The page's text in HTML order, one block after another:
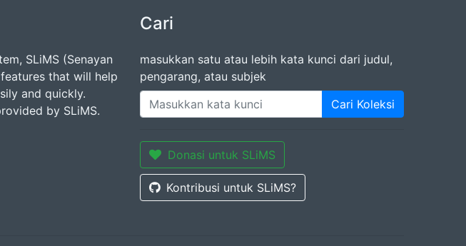
SLiMS (Senayan
that will help
and quickly.
by SLiMS.
Cari
masukkan satu atau lebih kata kunci dari judul,
pengarang, atau subjek
Cari Koleksi
Donasi untuk SLiMS
Kontribusi untuk SLiMS?